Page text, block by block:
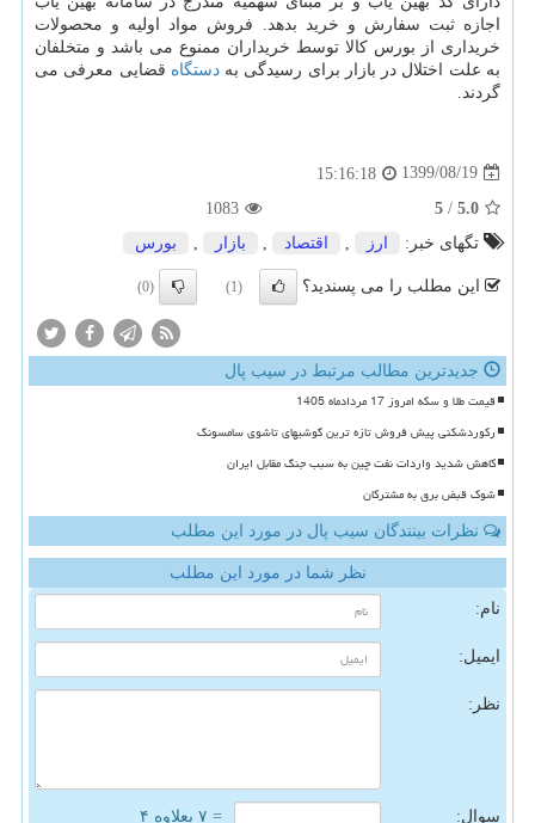
اجازه ثبت سفارش و خرید بدهد. فروش مواد اولیه و محصولات
خریداری از بورس کالا توسط خریداران ممنوع می باشد و متخلفان
به علت اختلال در بازار برای رسیدگی بهدستگاه قضایی معرفی می
گردند.
1399/08/19
15:16:18
5.0
/
5
1083
تگهای خبر:
ارز اقتصاد بازار بورس
این مطلب را می پسندید؟ (1)
(0)
جدیدترین مطالب مرتبط در سیب پال
قیمت طلا و سکه امروز 17 مردادماه 1405
رکوردشکنی پیش فروش تازه ترین گوشیهای تاشوی سامسونگ
کاهش شدید واردات نفت چین به سبب جنگ مقابل ایران
شوک قبض برق به مشترکان
نظرات بینندگان سیب پال در مورد این مطلب
نظر شما در مورد این مطلب
نام:
ایمیل:
نظر:
سوال: = ۷ بعلاوه ۴